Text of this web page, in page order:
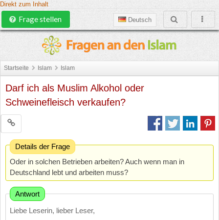
Direkt zum Inhalt
Deutsch
Frage stellen
Startseite Islam Islam
Darf ich als Muslim Alkohol oder
Schweinefleisch verkaufen?
Details der Frage
Oder in solchen Betrieben arbeiten? Auch wenn man in
Deutschland lebt und arbeiten muss?
Antwort
Liebe Leserin, lieber Leser,